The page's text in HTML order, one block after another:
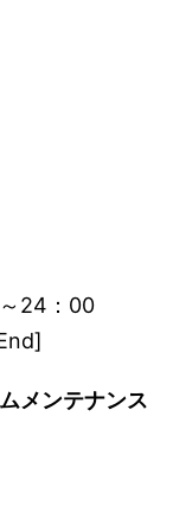
24：00
メンテナンス